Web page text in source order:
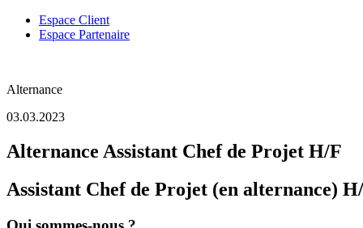
Espace Client
Espace Partenaire
Alternance
03.03.2023
Alternance Assistant Chef de Projet H/F
Assistant Chef de Projet (en alternance)